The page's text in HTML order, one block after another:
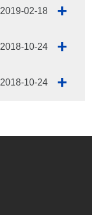
2019-02-18 +
2018-10-24 +
2018-10-24 +